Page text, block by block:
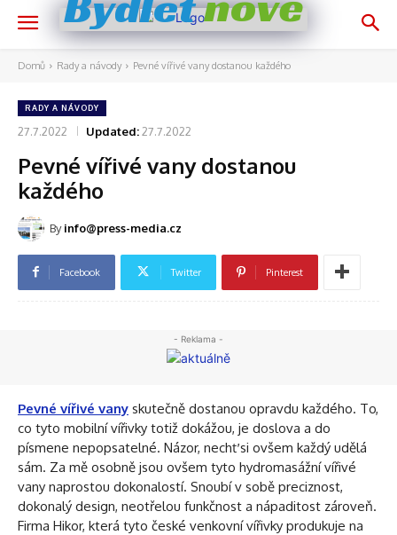
Domů Rady a návody Pevné vířivé vany dostanou každého
RADY A NÁVODY
27.7.2022 Updated:27.7.2022
Pevné vířivé vany dostanou
každého
By info@press-media.cz
Facebook Twitter Pinterest
- Reklama -
Pevné vířivé vany skutečně dostanou opravdu každého. To,
co tyto mobilní vířivky totiž dokážou, je doslova a do
písmene nepopsatelné. Názor, nechť si ovšem každý udělá
sám. Za mě osobně jsou ovšem tyto hydromasážní vířivé
vany naprostou dokonalostí. Snoubí v sobě preciznost,
dokonalý design, neotřelou funkčnost a nápaditost zároveň.
Firma Hikor, která tyto české venkovní vířivky produkuje na